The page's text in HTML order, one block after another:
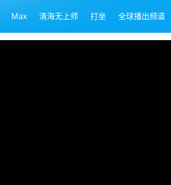
Max 清海无上师 打坐 全球播出频道